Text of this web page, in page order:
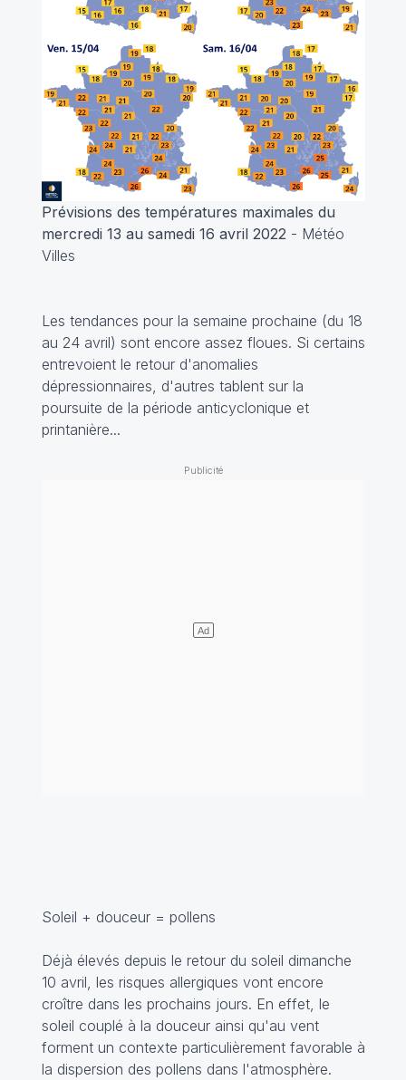
Prévisions des températures maximales du
mercredi 13 au samedi 16 avril 2022 - Météo
Villes
Les tendances pour la semaine prochaine (du 18
au 24 avril) sont encore assez floues. Si certains
entrevoient le retour d'anomalies
dépressionnaires, d'autres tablent sur la
poursuite de la période anticyclonique et
printanière...
Soleil + douceur = pollens
Déjà élevés depuis le retour du soleil dimanche
10 avril, les risques allergiques vont encore
croître dans les prochains jours. En effet, le
soleil couplé à la douceur ainsi qu'au vent
forment un contexte particulièrement favorable à
la dispersion des pollens dans l'atmosphère.